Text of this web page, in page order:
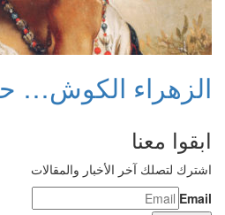
الزهراء الكوش…
ابقوا معنا
اشترك لتصلك آخر الأخبار والمقالات
Email